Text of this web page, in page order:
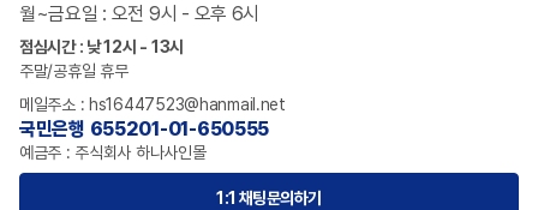
월~금요일 : 오전 9시 - 오후 6시
점심시간 : 낮 12시 - 13시
주말/공휴일 휴무
메일주소 : hs16447523@hanmail.net
국민은행 655201-01-650555
예금주 : 주식회사 하나사인몰
1:1 채팅문의하기